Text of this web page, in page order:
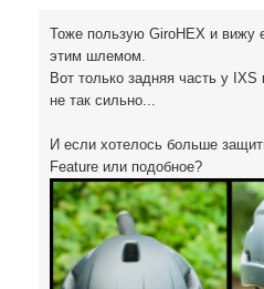
Тоже пользую GiroHEX и вижу
этим шлемом.
Вот только задняя часть у
не так сильно...
И если хотелось больше
Feature или подобное?